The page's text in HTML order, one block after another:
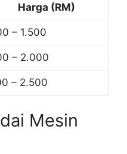
Harga (RM)
– 1.500
– 2.000
– 2.500
Mesin